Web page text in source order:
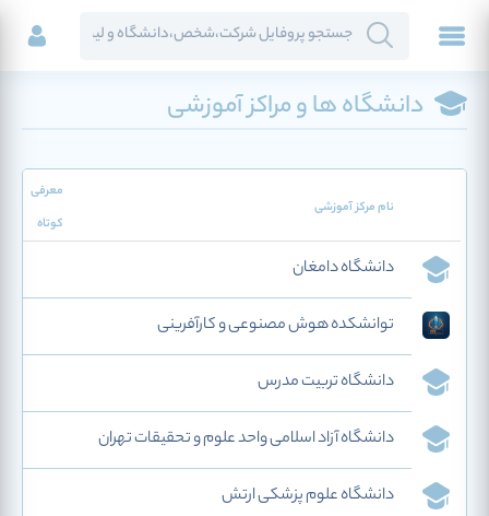
دانشگاه ها و مراکز آموزشی
نام مرکز آموزشی
معرفی
کوتاه
دانشگاه دامغان
توانشکده هوش مصنوعی و کارآفرینی
دانشگاه تربیت مدرس
دانشگاه آزاد اسلامی واحد علوم و تحقیقات تهران
دانشگاه علوم پزشکی ارتش